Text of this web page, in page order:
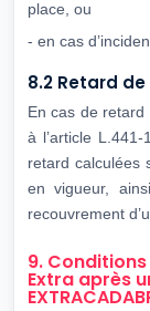
place, ou
- en cas
8.2 Retard
En cas de
à l’article
retard calculées
en vigueur,
recouvrement
9.
Extra après